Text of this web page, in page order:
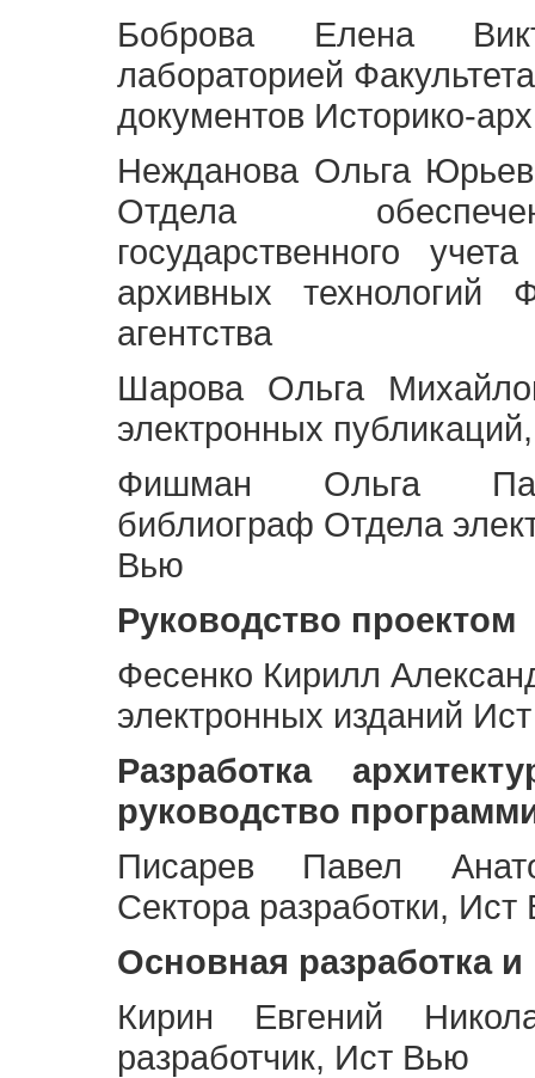
Боброва Елена
лабораторией
документов Историко-
Нежданова Ольга
Отдела
государственного
архивных технологий
агентства
Шарова Ольга
электронных
Фишман Ольга
библиограф Отдела
Вью
Руководство проектом
Фесенко Кирилл
электронных изданий
Разработка
руководство
Писарев Павел
Сектора разработки,
Основная разработка
Кирин Евгений
разработчик, Ист Вью